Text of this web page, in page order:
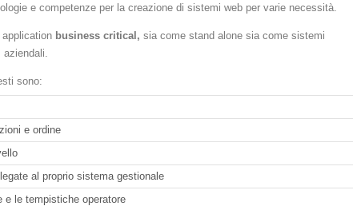
e competenze per la creazione di sistemi web per varie necessità.
business critical, sia come stand alone sia come sistemi
sono:
e ordine
al proprio sistema gestionale
e le tempistiche operatore